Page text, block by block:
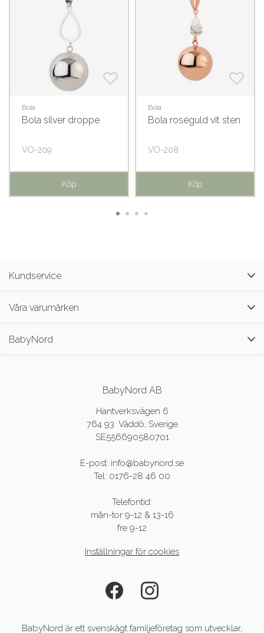
Bola
Bola silver droppe
VO-209
Köp
Bola
Bola roséguld vit sten
VO-208
Köp
Kundservice
Våra varumärken
BabyNord
BabyNord AB
Hantverksvägen 6
764 93 Väddö, Sverige
SE556690580701
E-post: info@babynord.se
Tel: 0176-28 46 00
Telefontid:
mån-tor 9-12 & 13-16
fre 9-12
Inställningar för cookies
BabyNord är ett svenskägt familjeföretag som utvecklar,